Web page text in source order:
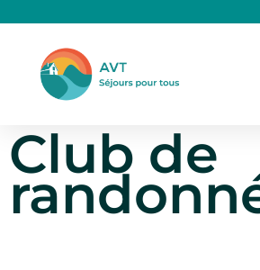
Club de